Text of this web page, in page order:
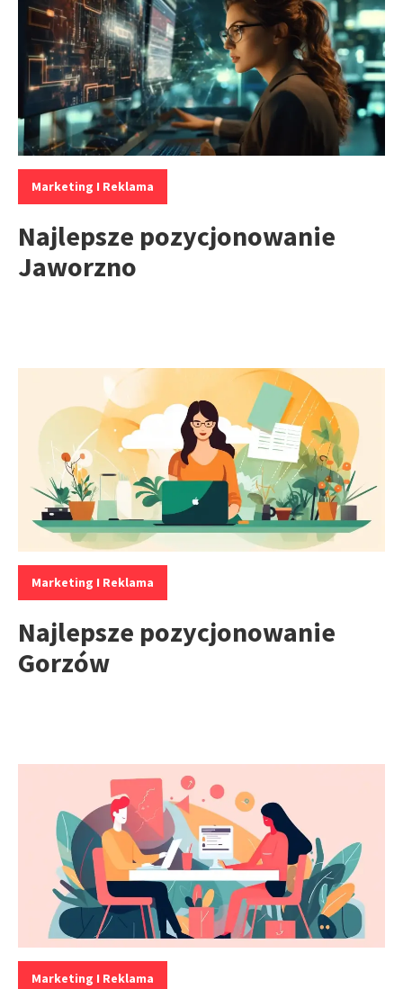
Kategorie:
Marketing I Reklama
Najlepsze pozycjonowanie
Jaworzno
Kategorie:
Marketing I Reklama
Najlepsze pozycjonowanie
Gorzów
Kategorie:
Marketing I Reklama